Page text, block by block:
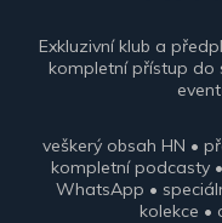
Exkluzivní klub a
kompletní přístup do
veškerý obsah HN •
kompletní podcasty
WhatsApp •
kolekce •